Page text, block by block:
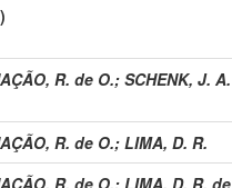
R. de O.; SCHENK, J.
R. de O.; LIMA, D. R.
R. de O.; LIMA, D. R. de